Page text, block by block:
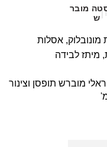
מובר
ש
מונובלוק, אסלות
, מיתז לבידה
ראלי מוברש תופסן וצינור